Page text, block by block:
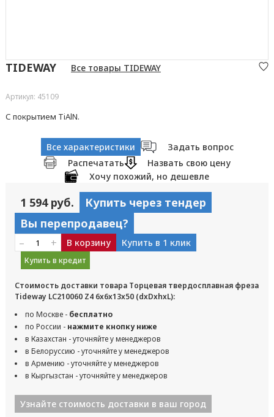
TIDEWAY Все товары TIDEWAY
Артикул: 45109
С покрытием TiAlN.
Все характеристики
Задать вопрос
Распечатать
Назвать свою цену
Хочу похожий, но дешевле
1 594 руб.
Купить через тендер
Вы перепродавец?
– + В корзину Купить в 1 клик
Купить в кредит
Стоимость доставки товара Торцевая твердосплавная фреза
Tideway LC210060 Z4 6x6x13x50 (dxDxhxL):
по Москве - бесплатно
по России - нажмите кнопку ниже
в Казахстан - уточняйте у менеджеров
в Белоруссию - уточняйте у менеджеров
в Армению - уточняйте у менеджеров
в Кыргызстан - уточняйте у менеджеров
Узнайте стоимость доставки в ваш город